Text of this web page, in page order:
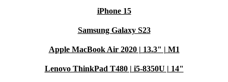
iPhone 15
Samsung Galaxy S23
Apple MacBook Air 2020 | 13.3" | M1
Lenovo ThinkPad T480 | i5-8350U | 14"